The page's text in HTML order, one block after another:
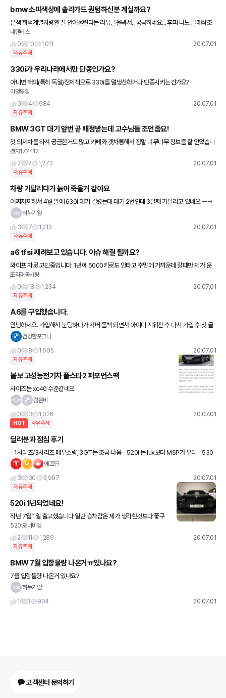
bmw 소피색상에 솔라가드 퀀텀하신분 계실까요?
은색 회색계열차량엔 잘 안어울린다는 리뷰글을봐서.. 궁금하네요... 후퍼 나노 클래식조
합이랑 고민중입니다ㅜㅜ
네펜테스
0
10 1,011 20.07.01
자유주제
330i가 우리나라에서만 단종인가요?
아니면 해외(특히 독일)전체적으로 330i를 덜생산하거나 단종시키는건가요?
아잉뿌잉
0
4 984 20.07.01
자유주제
BMW 3GT 대기 앞번 곧 배정받는데 고수님들 조언좀요!
첫 외제차를 타서 궁금한거도 많고 카페와 겟차통해서 정말 너무너무 정보를 잘 얻었습니
다!! 몇가지 질문좀 드리겠습니다 자유롭게 댓글 부탁드리겠습니다 1. 3gt m spt 블랙/블
랙 구매예정
겟차172412
2
7 1,273 20.07.01
자유주제
차량 기달리다가 늙어 죽을거 같아요
어찌저찌해서 4월 말에 630i 대기 걸렸는데 대기 2번인데 3달째 기달리고 있네요 ㅡㅋ
혀뉴기얌
3
7 1,213 20.07.01
자유주제
a6 tfsi 째려보고 있습니다. 이슈 해결 될까요?
와이프 차로 고민중입니다. 1년에 5000키로도 안타고 주말에 가까운데 갈때만 제가 운
전하려고 합니다.(쏘랜토 있어서 캠핑이나 짐 많이 넣을땐 그 차 사용하면 됩니다.) 520i
(옵션 강화로 출력
또라애몽사랑
0
18 1,234 20.07.01
자유주제
A6를 구입했습니다.
안녕하세요. 가입해서 눈팅하다가 서버 롤백 되면서 아이디 지워진 후 다시 가입 후 첫 글
을 씁니다. 그랜저 하이브리드, G80 깡통을 계약 했다가 나올 기미도 안보여서 겟챠를 통건강한포그니
0
8 1,695 20.07.01
자유주제
볼보 고성능전기차 폴스타2 퍼포먼스팩
사이즈는 xc40 수준같네요
검은비
0
3 1,026 20.07.01
HOT 자유주제
딜러분과 점심 후기
- 1시리즈/3시리즈 매우소량, 3GT는 조금 나음 - 520i 는 lux보다 MSP가 유리 - 530
e는 M팩 위주 - 330e는 50km정도 전기로 운행 가능하니 320i 보다는 330e를 추천
에프딘
3
30 3,997 20.07.01
자유주제
520i 1년되었네요!
작년 7월 1일 출고했습니다 일단 승차감은 제가 생각한것보다 좋구
무엇보다 밸런스가 좋고 차안정감이 좋다생각하네요. 20i 일반유로
운행했는데 문제 없고 잘가고 잘스거 했네요. 1년동안 2950
520i오너비엠
2
11 1,289 20.07.01
자유주제
BMW 7월 입항물량 나온거ㅠ있나요?
7월 입항물량 나온거 있나요?
혀뉴기얌
1
3 904 20.07.01
고객센터 문의하기